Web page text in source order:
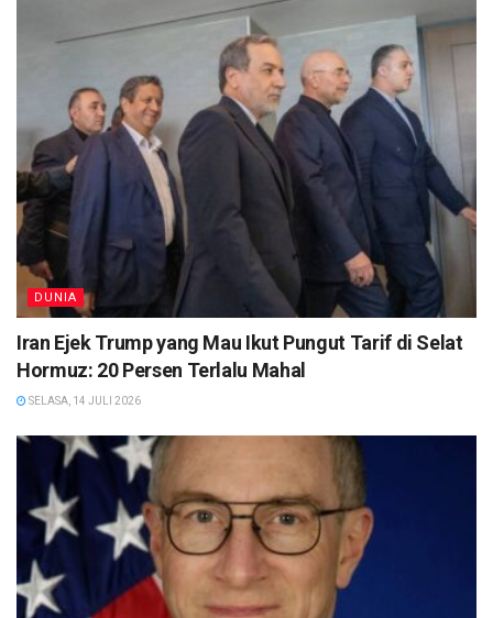
DUNIA
Iran Ejek Trump yang Mau Ikut Pungut Tarif di Selat
Hormuz: 20 Persen Terlalu Mahal
SELASA, 14 JULI 2026